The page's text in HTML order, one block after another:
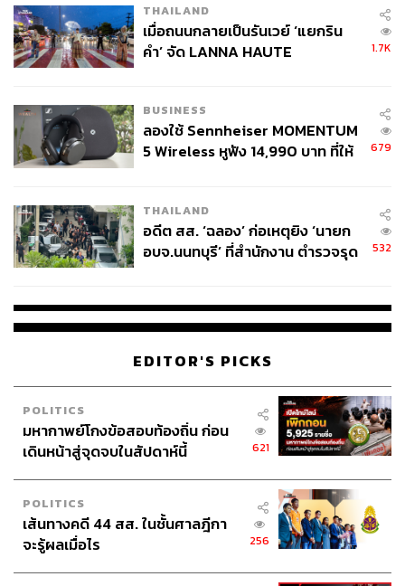
THAILAND
เมื่อถนนกลายเป็นรันเวย์ ‘แยกริน
คำ’ จัด LANNA HAUTE
1.7K
BUSINESS
ลองใช้ Sennheiser MOMENTUM
5 Wireless หูฟัง 14,990 บาท ที่ให้
679
THAILAND
อดีต สส. ‘ฉลอง’ ก่อเหตุยิง ‘นายก
อบจ.นนทบุรี’ ที่สำนักงาน ตำรวจรุด
532
EDITOR'S PICKS
POLITICS
มหากาพย์โกงข้อสอบท้องถิ่น ก่อน
เดินหน้าสู่จุดจบในสัปดาห์นี้
621
POLITICS
เส้นทางคดี 44 สส. ในชั้นศาลฎีกา
จะรู้ผลเมื่อไร
256